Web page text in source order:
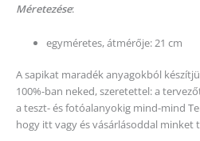
Méretezése:
egyméretes, átmérője: 21 cm
A sapikat maradék anyagokból
100%-ban neked, szeretettel: a
a teszt- és fotóalanyokig mind-mind
hogy itt vagy és vásárlásoddal minket